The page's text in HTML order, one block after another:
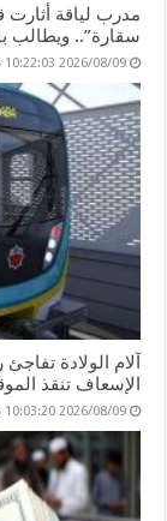
مدرب لياقة
سقارة”.. ويطالب
2026/08/09 10:22:03 صباحًا
آلام الولادة
الإسعاف تنقذ
2026/08/09 10:03:20 صباحًا